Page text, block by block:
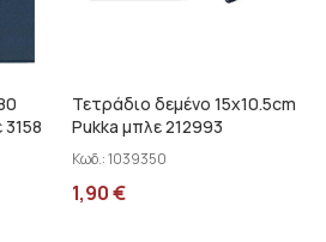
Τετράδιο δεμένο 15x10.5cm
Pukka μπλε 212993
Κωδ.:1039350
1,90€